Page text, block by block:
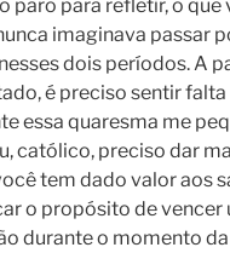
paro para refletir, o
imaginava passar
dois períodos. A
é preciso sentir falta
essa quaresma me
católico, preciso dar
tem dado valor aos
o propósito de vencer
durante o momento